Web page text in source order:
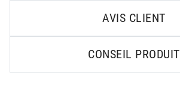
AVIS CLIENT
CONSEIL PRODUIT